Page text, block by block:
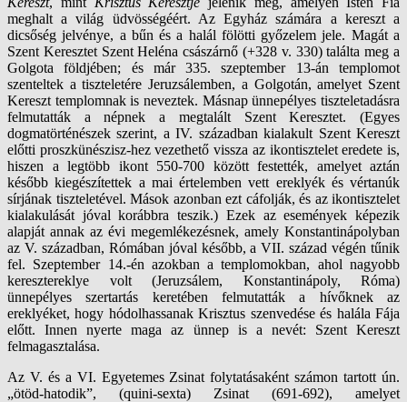
meghalt a világ üdvösségéért. Az Egyház számára a kereszt a
dicsőség jelvénye, a bűn és a halál fölötti győzelem jele. Magát a
Szent Keresztet Szent Heléna császárnő (+328 v. 330) találta meg a
Golgota földjében; és már 335. szeptember 13-án templomot
szenteltek a tiszteletére Jeruzsálemben, a Golgotán, amelyet Szent
Kereszt templomnak is neveztek. Másnap ünnepélyes tiszteletadásra
felmutatták a népnek a megtalált Szent Keresztet. (Egyes
dogmatörténészek szerint, a IV. században kialakult Szent Kereszt
előtti proszkünészisz-hez vezethető vissza az ikontisztelet eredete is,
hiszen a legtöbb ikont 550-700 között festették, amelyet aztán
később kiegészítettek a mai értelemben vett ereklyék és vértanúk
sírjának tiszteletével. Mások azonban ezt cáfolják, és az ikontisztelet
kialakulását jóval korábbra teszik.) Ezek az események képezik
alapját annak az évi megemlékezésnek, amely Konstantinápolyban
az V. században, Rómában jóval később, a VII. század végén tűnik
fel. Szeptember 14.-én azokban a templomokban, ahol nagyobb
keresztereklye volt (Jeruzsálem, Konstantinápoly, Róma)
ünnepélyes szertartás keretében felmutatták a hívőknek az
ereklyéket, hogy hódolhassanak Krisztus szenvedése és halála Fája
előtt. Innen nyerte maga az ünnep is a nevét: Szent Kereszt
felmagasztalása.
Az V. és a VI. Egyetemes Zsinat folytatásaként számon tartott ún.
„ötöd-hatodik”, (quini-sexta) Zsinat (691-692), amelyet